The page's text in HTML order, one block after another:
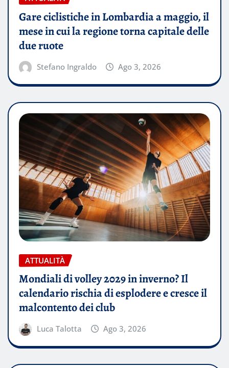
Gare ciclistiche in Lombardia a maggio, il
mese in cui la regione torna capitale delle
due ruote
Stefano Ingraldo Ago 3, 2026
ATTUALITÀ
Mondiali di volley 2029 in inverno? Il
calendario rischia di esplodere e cresce il
malcontento dei club
Luca Talotta Ago 3, 2026